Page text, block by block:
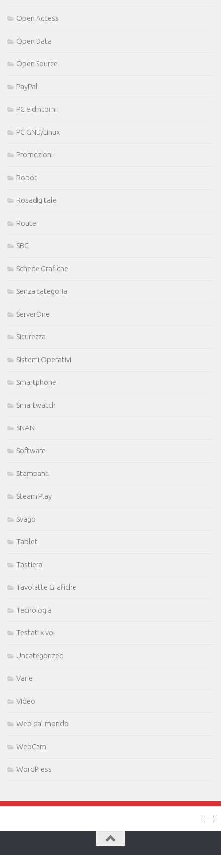
Open Access
Open Data
Open Source
PayPal
PC e dintorni
PC GNU/Linux
Promozioni
Robot
Rosadigitale
Router
SBC
Schede Grafiche
Senza categoria
ServerOne
Sicurezza
Sistemi Operativi
Smartphone
Smartwatch
SNAN
Software
Stampanti
Steam Play
Svago
Tablet
Tastiera
Tavolette Grafiche
Tecnologia
Testati x voi
Uncategorized
Varie
Video
Web dal mondo
WebCam
WordPress